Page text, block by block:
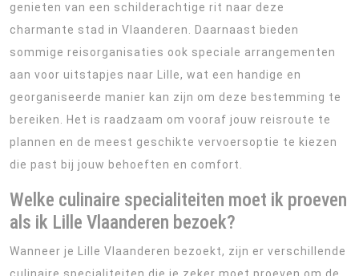
genieten van een schilderachtige rit naar deze
charmante stad in Vlaanderen. Daarnaast bieden
sommige reisorganisaties ook speciale arrangementen
aan voor uitstapjes naar Lille, wat een handige en
georganiseerde manier kan zijn om deze bestemming te
bereiken. Het is raadzaam om vooraf jouw reisroute te
plannen en de meest geschikte vervoersoptie te kiezen
die past bij jouw behoeften en comfort.
Welke culinaire specialiteiten moet ik proeven
als ik Lille Vlaanderen bezoek?
Wanneer je Lille Vlaanderen bezoekt, zijn er verschillende